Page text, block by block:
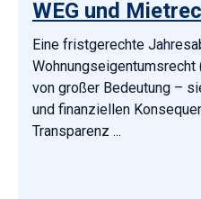
WEG und
Eine fristgerechte
Wohnungseigentumsrecht
von großer Bedeutung –
und finanziellen
Transparenz ...